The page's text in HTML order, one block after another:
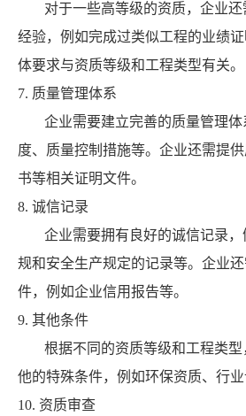
对于一些高等级的资质，企业
经验，例如完成过类似工程的业绩
体要求与资质等级和工程类型有关。
7. 质量管理体系
企业需要建立完善的质量管理体
度、质量控制措施等。企业还需提
书等相关证明文件。
8. 诚信记录
企业需要拥有良好的诚信记录
规和安全生产规定的记录等。企业
件，例如企业信用报告等。
9. 其他条件
根据不同的资质等级和工程类
他的特殊条件，例如环保资质、行业
10. 资质审查